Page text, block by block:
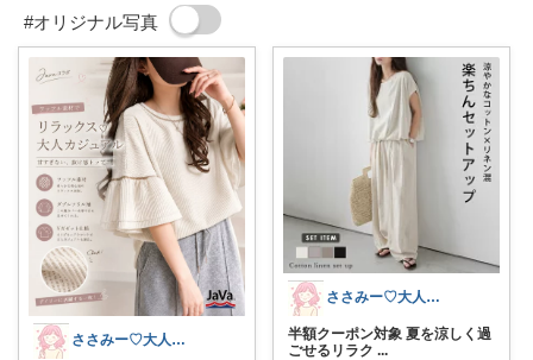
#オリジナル写真
ささみー♡大人可愛いファッション
ささみー♡大人可愛いファッション
半額クーポン対象 夏を涼しく過
ごせるリラク ...